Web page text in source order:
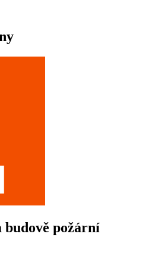
požární